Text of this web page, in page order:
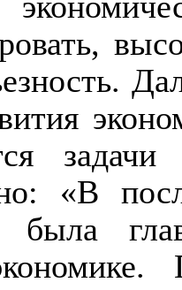
задачи
«В
была